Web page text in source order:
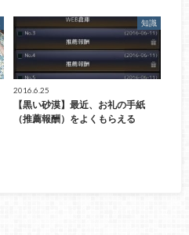
知識
2016.6.25
【黒い砂漠】最近、お礼の手紙
（推薦報酬）をよくもらえる